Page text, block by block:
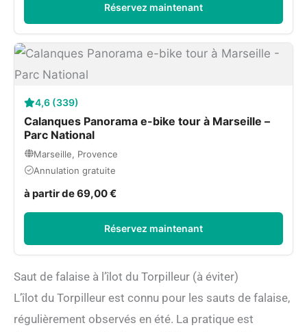
Réservez maintenant
4,6 (339)
Calanques Panorama e-bike tour à Marseille –
Parc National
Marseille, Provence
Annulation gratuite
à partir de 69,00 €
Réservez maintenant
Saut de falaise à l’îlot du Torpilleur (à éviter)
L’îlot du Torpilleur est connu pour les sauts de falaise,
régulièrement observés en été. La pratique est